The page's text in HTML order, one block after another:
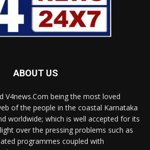
ABOUT US
V4news.Com being the most loved
of the people in the coastal Karnataka
worldwide; which is well accepted for its
over the pressing problems such as
programmes coupled with